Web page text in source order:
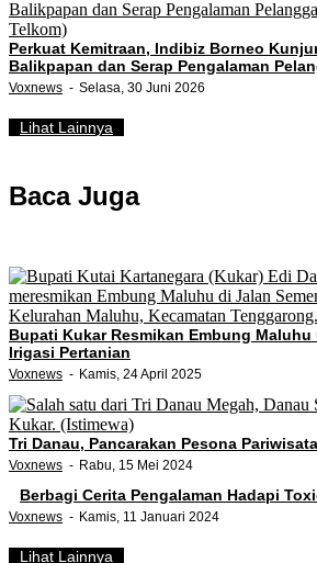
Perkuat Kemitraan, Indibiz Borneo
Balikpapan dan Serap Pengalaman
Voxnews Selasa, 30 Juni 2026
Lihat Lainnya
Baca Juga
Bupati Kukar Resmikan Embung
Irigasi Pertanian
Voxnews Kamis, 24 April 2025
Tri Danau, Pancarakan Pesona
Voxnews Rabu, 15 Mei 2024
Berbagi Cerita Pengalaman Hadapi
Voxnews Kamis, 11 Januari 2024
Lihat Lainnya